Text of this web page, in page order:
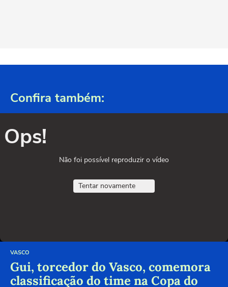
Confira também:
Ops!
Não foi possível reproduzir o vídeo
Tentar novamente
VASCO
Gui, torcedor do Vasco, comemora
classificação do time na Copa do